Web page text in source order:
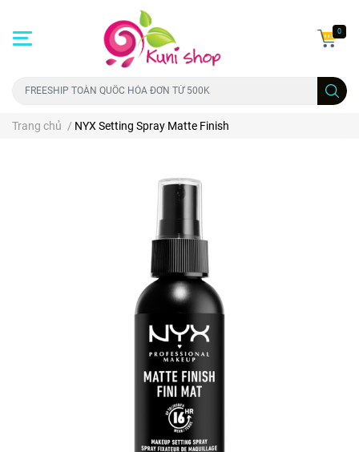
0
Trang chủ / NYX Setting Spray Matte Finish